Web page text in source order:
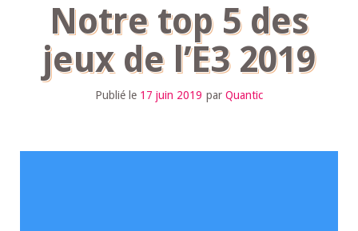
Notre top 5 des
jeux de l’E3 2019
Publié le 17 juin 2019 par Quantic